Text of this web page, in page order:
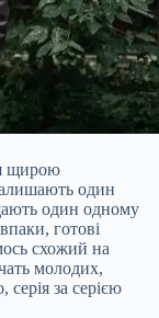
щирою
один
один одному
готові
схожий на
молодих,
серія за серією